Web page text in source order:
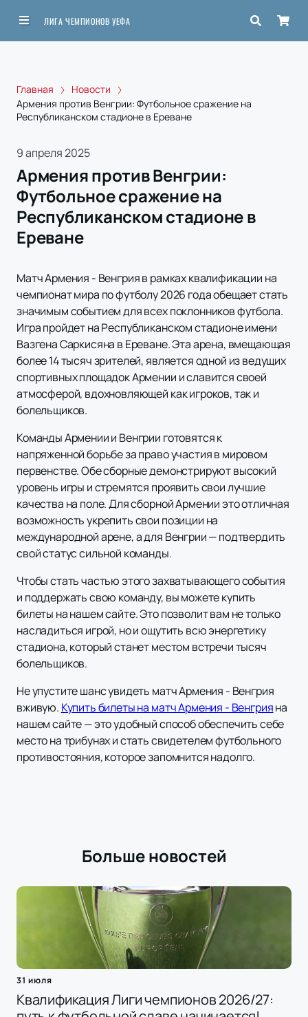
ЛИГА ЧЕМПИОНОВ УЕФА
Главная
Новости
Армения против Венгрии: Футбольное сражение на
Республиканском стадионе в Ереване
9 апреля 2025
Армения против Венгрии:
Футбольное сражение на
Республиканском стадионе в
Ереване
Матч Армения - Венгрия в рамках квалификации на
чемпионат мира по футболу 2026 года обещает стать
значимым событием для всех поклонников футбола.
Игра пройдет на Республиканском стадионе имени
Вазгена Саркисяна в Ереване. Эта арена, вмещающая
более 14 тысяч зрителей, является одной из ведущих
спортивных площадок Армении и славится своей
атмосферой, вдохновляющей как игроков, так и
болельщиков.
Команды Армении и Венгрии готовятся к
напряженной борьбе за право участия в мировом
первенстве. Обе сборные демонстрируют высокий
уровень игры и стремятся проявить свои лучшие
качества на поле. Для сборной Армении это отличная
возможность укрепить свои позиции на
международной арене, а для Венгрии — подтвердить
свой статус сильной команды.
Чтобы стать частью этого захватывающего события
и поддержать свою команду, вы можете купить
билеты на нашем сайте. Это позволит вам не только
насладиться игрой, но и ощутить всю энергетику
стадиона, который станет местом встречи тысяч
болельщиков.
Не упустите шанс увидеть матч Армения - Венгрия
вживую. Купить билеты на матч Армения - Венгрияна
нашем сайте — это удобный способ обеспечить себе
место на трибунах и стать свидетелем футбольного
противостояния, которое запомнится надолго.
Больше новостей
31 июля
Квалификация Лиги чемпионов 2026/27: